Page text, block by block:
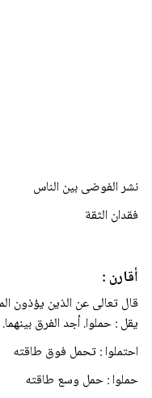
نشر الفوضى بين الناس
فقدان الثقة
أقارن :
قال تعالى عن الذين يؤذون
يقل : حملوا. أجد الفرق بينهما.
احتملوا : تحمل فوق طاقته
حملوا : حمل وسع طاقته